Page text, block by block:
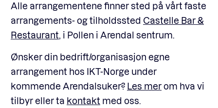
Alle arrangementene finner sted på vårt faste
arrangements- og tilholdssted Castelle Bar &
Restaurant, i Pollen i Arendal sentrum.
Ønsker din bedrift/organisasjon egne
arrangement hos IKT-Norge under
kommende Arendalsuker? Les merom hva vi
tilbyr eller ta kontakt med oss.